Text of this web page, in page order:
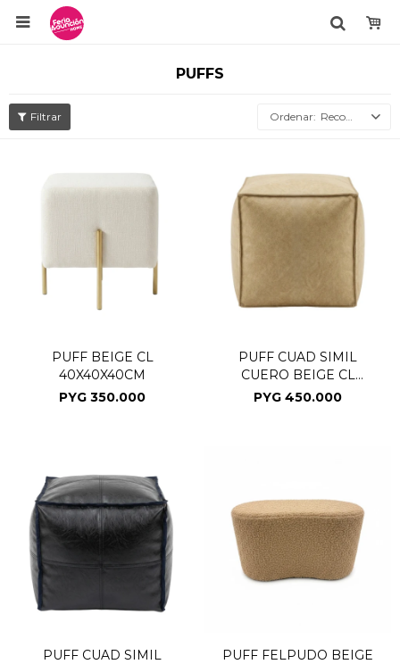

PUFFS
Recomendados
PUFF BEIGE CL
40X40X40CM
PYG 350.000
PUFF CUAD SIMIL
CUERO BEIGE CL
45X45X40CM
PYG 450.000
PUFF CUAD SIMIL
PUFF FELPUDO BEIGE